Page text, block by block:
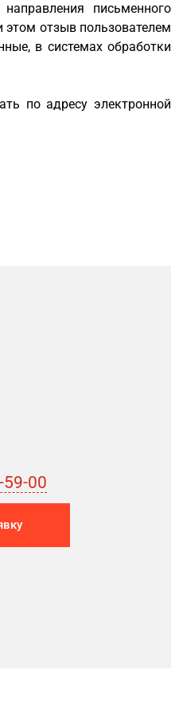
письменного
этом отзыв пользователем
в системах обработки
по адресу электронной
00